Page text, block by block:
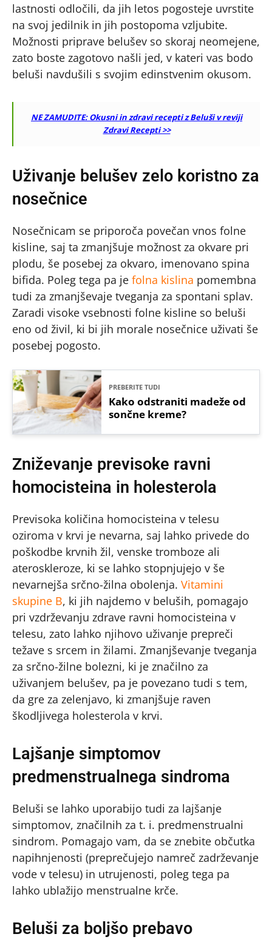
lastnosti odločili, da jih letos pogosteje uvrstite
na svoj jedilnik in jih postopoma vzljubite.
Možnosti priprave belušev so skoraj neomejene,
zato boste zagotovo našli jed, v kateri vas bodo
beluši navdušili s svojim edinstvenim okusom.
NE ZAMUDITE: Okusni in zdravi recepti z Beluši v reviji
Zdravi Recepti >>
Uživanje belušev zelo koristno za
nosečnice
Nosečnicam se priporoča povečan vnos folne
kisline, saj ta zmanjšuje možnost za okvare pri
plodu, še posebej za okvaro, imenovano spina
bifida. Poleg tega pa je folna kislina pomembna
tudi za zmanjševaje tveganja za spontani splav.
Zaradi visoke vsebnosti folne kisline so beluši
eno od živil, ki bi jih morale nosečnice uživati še
posebej pogosto.
PREBERITE TUDI
Kako odstraniti madeže od
sončne kreme?
Zniževanje previsoke ravni
homocisteina in holesterola
Previsoka količina homocisteina v telesu
oziroma v krvi je nevarna, saj lahko privede do
poškodbe krvnih žil, venske tromboze ali
ateroskleroze, ki se lahko stopnjujejo v še
nevarnejša srčno-žilna obolenja. Vitamini
skupine B, ki jih najdemo v beluših, pomagajo
pri vzdrževanju zdrave ravni homocisteina v
telesu, zato lahko njihovo uživanje prepreči
težave s srcem in žilami. Zmanjševanje tveganja
za srčno-žilne bolezni, ki je značilno za
uživanjem belušev, pa je povezano tudi s tem,
da gre za zelenjavo, ki zmanjšuje raven
škodljivega holesterola v krvi.
Lajšanje simptomov
predmenstrualnega sindroma
Beluši se lahko uporabijo tudi za lajšanje
simptomov, značilnih za t. i. predmenstrualni
sindrom. Pomagajo vam, da se znebite občutka
napihnjenosti (preprečujejo namreč zadrževanje
vode v telesu) in utrujenosti, poleg tega pa
lahko ublažijo menstrualne krče.
Beluši za boljšo prebavo